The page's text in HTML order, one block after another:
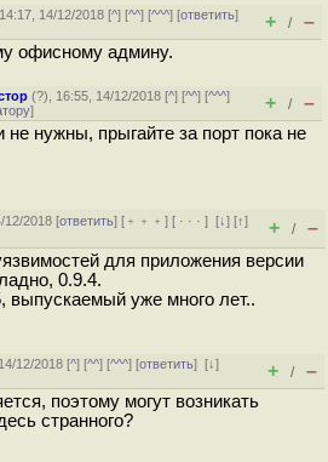
14/12/2018 [^] [^^] [^^^] [ответить]
+ / –
офисному админу.
(?), 16:55, 14/12/2018 [^] [^^] [^^^]
] + / –
нужны, прыгайте за порт пока не
12/2018 [ответить] [ ﹢﹢﹢] [ · · ·][↓] [↑]
+ / –
для приложения версии
0.9.4.
выпускаемый уже много лет..
12/2018 [^] [^^] [^^^] [ответить][↓]
+ / –
поэтому могут возникать
странного?